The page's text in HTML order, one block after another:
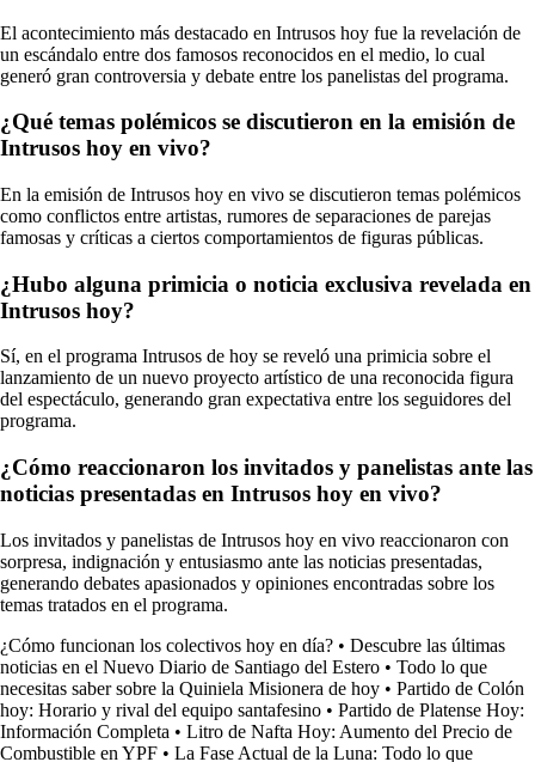
El acontecimiento más destacado en Intrusos hoy fue la revelación de
un escándalo entre dos famosos reconocidos en el medio, lo cual
generó gran controversia y debate entre los panelistas del programa.
¿Qué temas polémicos se discutieron en la emisión de
Intrusos hoy en vivo?
En la emisión de Intrusos hoy en vivo se discutieron temas polémicos
como conflictos entre artistas, rumores de separaciones de parejas
famosas y críticas a ciertos comportamientos de figuras públicas.
¿Hubo alguna primicia o noticia exclusiva revelada en
Intrusos hoy?
Sí, en el programa Intrusos de hoy se reveló una primicia sobre el
lanzamiento de un nuevo proyecto artístico de una reconocida figura
del espectáculo, generando gran expectativa entre los seguidores del
programa.
¿Cómo reaccionaron los invitados y panelistas ante las
noticias presentadas en Intrusos hoy en vivo?
Los invitados y panelistas de Intrusos hoy en vivo reaccionaron con
sorpresa, indignación y entusiasmo ante las noticias presentadas,
generando debates apasionados y opiniones encontradas sobre los
temas tratados en el programa.
¿Cómo funcionan los colectivos hoy en día? • Descubre las últimas
noticias en el Nuevo Diario de Santiago del Estero • Todo lo que
necesitas saber sobre la Quiniela Misionera de hoy • Partido de Colón
hoy: Horario y rival del equipo santafesino • Partido de Platense Hoy:
Información Completa • Litro de Nafta Hoy: Aumento del Precio de
Combustible en YPF • La Fase Actual de la Luna: Todo lo que